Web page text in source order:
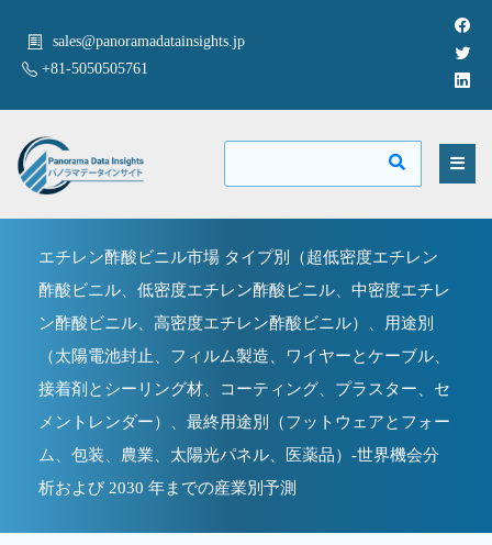
sales@panoramadatainsights.jp
+81-5050505761
エチレン酢酸ビニル市場 タイプ別（超低密度エチレン
酢酸ビニル、低密度エチレン酢酸ビニル、中密度エチレ
ン酢酸ビニル、高密度エチレン酢酸ビニル）、用途別
（太陽電池封止、フィルム製造、ワイヤーとケーブル、
接着剤とシーリング材、コーティング、プラスター、セ
メントレンダー）、最終用途別（フットウェアとフォー
ム、包装、農業、太陽光パネル、医薬品）-世界機会分
析および 2030 年までの産業別予測